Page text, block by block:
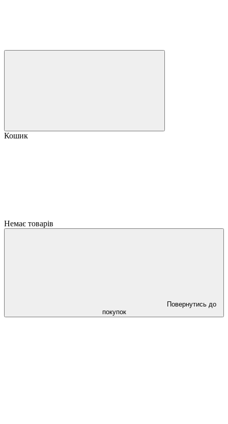
Кошик
Немає товарів
Повернутись до
покупок